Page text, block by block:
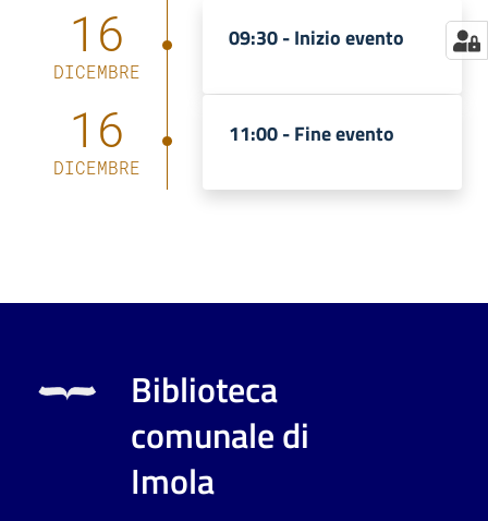
16
DICEMBRE
09:30 -Inizio evento
16
DICEMBRE
11:00 -Fine evento
Biblioteca
comunale di
Imola